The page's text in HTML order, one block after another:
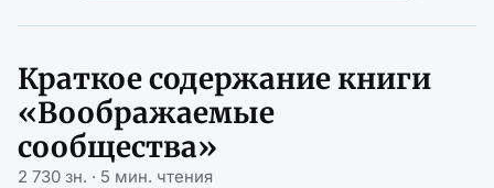
Краткое содержание книги
«Воображаемые
сообщества»
2 730 зн. · 5 мин. чтения